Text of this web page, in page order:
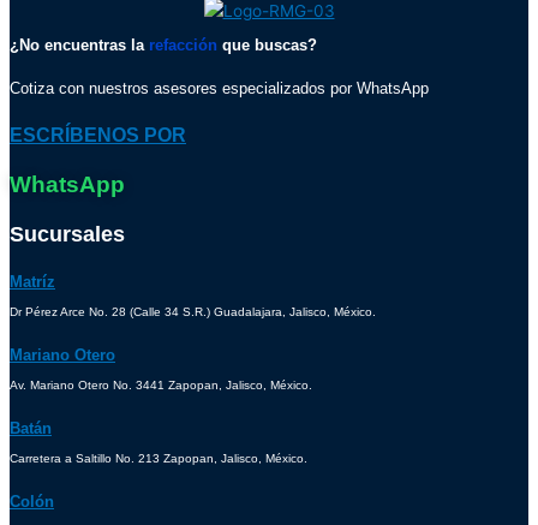
¿No encuentras la refacción que buscas?
Cotiza con nuestros asesores especializados por WhatsApp
ESCRÍBENOS POR
WhatsApp
Sucursales
Matríz
Dr Pérez Arce No. 28 (Calle 34 S.R.) Guadalajara, Jalisco, México.
Mariano Otero
Av. Mariano Otero No. 3441 Zapopan, Jalisco, México.
Batán
Carretera a Saltillo No. 213 Zapopan, Jalisco, México.
Colón